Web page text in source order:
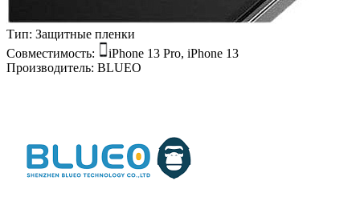
Тип: Защитные пленки
Совместимость:
iPhone 13 Pro, iPhone 13
Производитель: BLUEO